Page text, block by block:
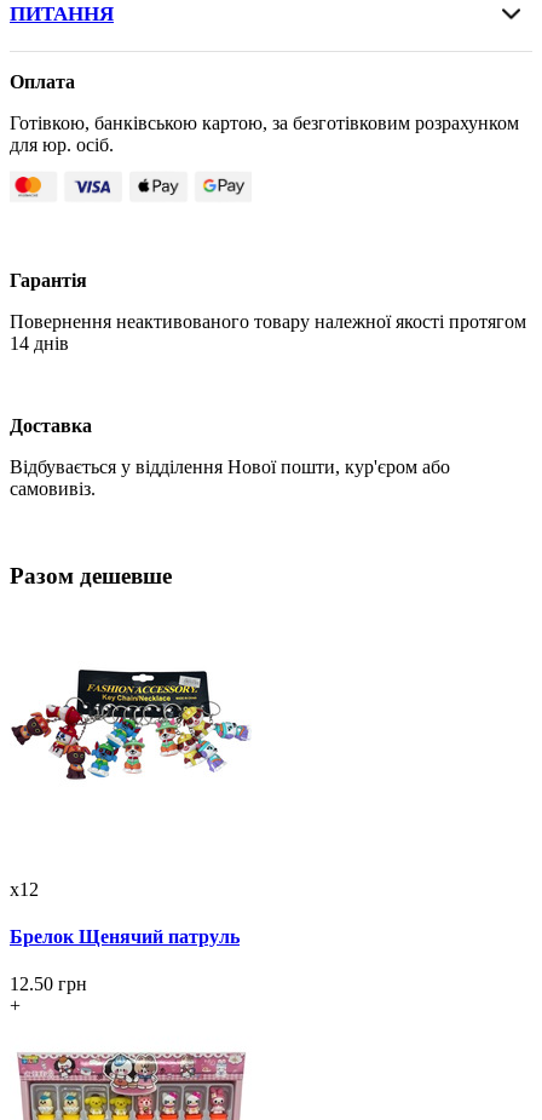
ПИТАННЯ
Оплата
Готівкою, банківською картою, за безготівковим розрахунком
для юр. осіб.
Гарантія
Повернення неактивованого товару належної якості протягом
14 днів
Доставка
Відбувається у відділення Нової пошти, кур'єром або
самовивіз.
Разом дешевше
x12
Брелок Щенячий патруль
12.50 грн
+